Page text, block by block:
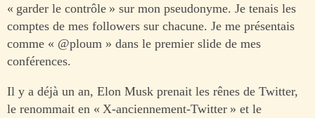
« garder le contrôle » sur mon pseudonyme. Je tenais les
comptes de mes followers sur chacune. Je me présentais
comme « @ploum » dans le premier slide de mes
conférences.
Il y a déjà un an, Elon Musk prenait les rênes de Twitter,
le renommait en « X-anciennement-Twitter » et le